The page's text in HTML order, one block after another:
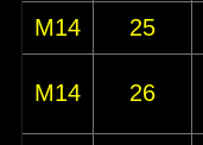
M14 25
M14 26